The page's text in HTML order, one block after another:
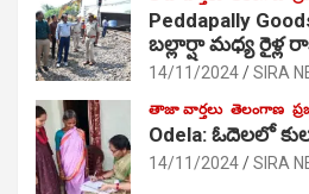
Peddapally
బల్లార్షా మధ్య రైళ్ల
14/11/2024 SIRA
తాజా వార్తలు తెలంగాణ
Odela: ఓదెలలో
14/11/2024 SIRA